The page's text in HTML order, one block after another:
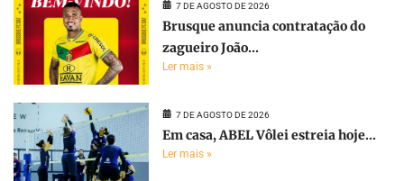
7 DE AGOSTO DE 2026
Brusque anuncia contratação do
zagueiro João...
Ler mais »
7 DE AGOSTO DE 2026
Em casa, ABEL Vôlei estreia hoje...
Ler mais »